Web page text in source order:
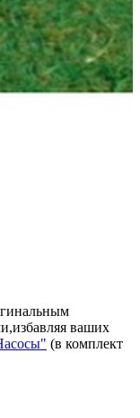
ваших
(в комплект